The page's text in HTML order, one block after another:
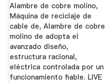
Alambre de cobre molino,
Máquina de reciclaje de
cable de, Alambre de cobre
molino de adopta el
avanzado diseño,
estructura racional,
eléctrica controlada por un
funcionamiento fiable. LIVE